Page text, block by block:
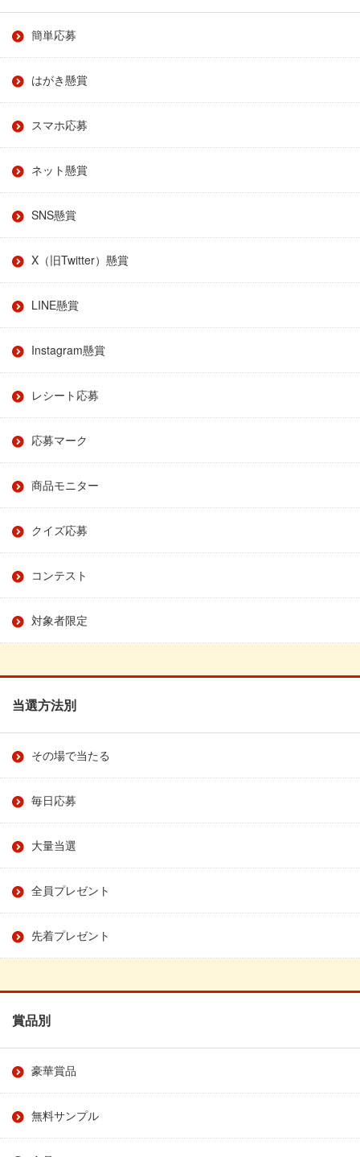
簡単応募
はがき懸賞
スマホ応募
ネット懸賞
SNS懸賞
X（旧Twitter）懸賞
LINE懸賞
Instagram懸賞
レシート応募
応募マーク
商品モニター
クイズ応募
コンテスト
対象者限定
当選方法別
その場で当たる
毎日応募
大量当選
全員プレゼント
先着プレゼント
賞品別
豪華賞品
無料サンプル